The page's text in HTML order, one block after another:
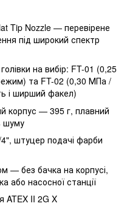
Tip Nozzle — перевірене
під широкий спектр
на вибір: FT-01 (0,25
та FT-02 (0,30 МПа /
і ширший факел)
корпус — 395 г, плавний
шуму
штуцер подачі фарби
— без бачка на корпусі,
або насосної станції
ATEX II 2G X